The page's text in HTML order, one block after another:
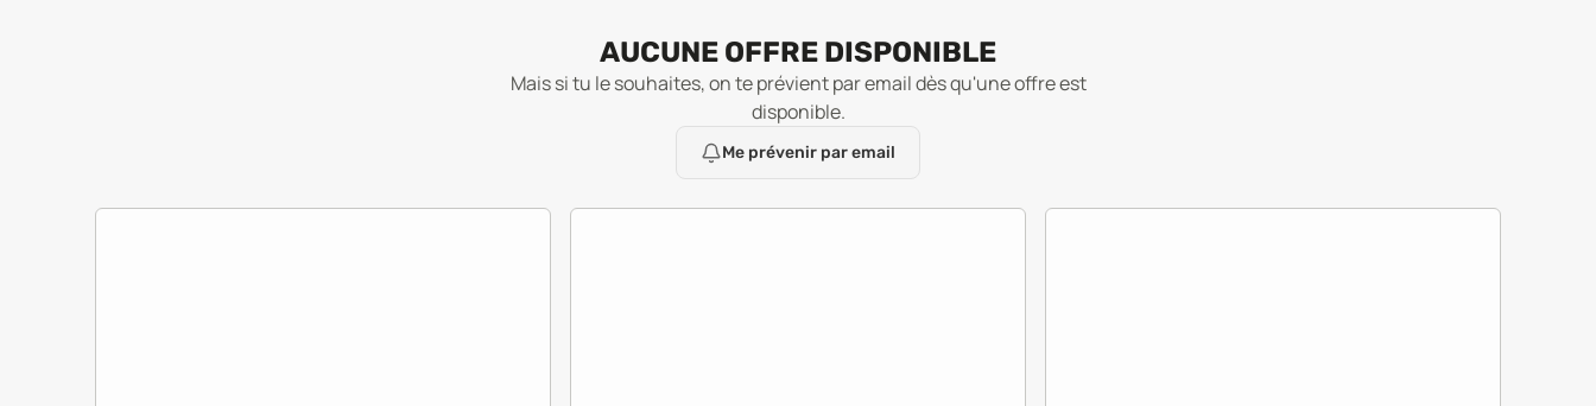
AUCUNE OFFRE DISPONIBLE
Mais si tu le souhaites, on te prévient par email dès qu'une offre est
disponible.
Me prévenir par email